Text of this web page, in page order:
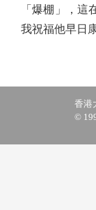
「爆棚」，這
我祝福他早日
香港
©